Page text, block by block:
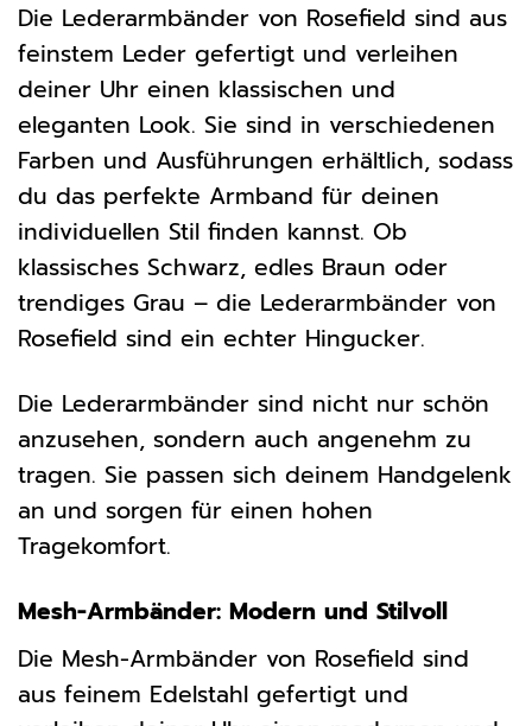
Die Lederarmbänder von Rosefield sind aus
feinstem Leder gefertigt und verleihen
deiner Uhr einen klassischen und
eleganten Look. Sie sind in verschiedenen
Farben und Ausführungen erhältlich, sodass
du das perfekte Armband für deinen
individuellen Stil finden kannst. Ob
klassisches Schwarz, edles Braun oder
trendiges Grau – die Lederarmbänder von
Rosefield sind ein echter Hingucker.
Die Lederarmbänder sind nicht nur schön
anzusehen, sondern auch angenehm zu
tragen. Sie passen sich deinem Handgelenk
an und sorgen für einen hohen
Tragekomfort.
Mesh-Armbänder: Modern und Stilvoll
Die Mesh-Armbänder von Rosefield sind
aus feinem Edelstahl gefertigt und